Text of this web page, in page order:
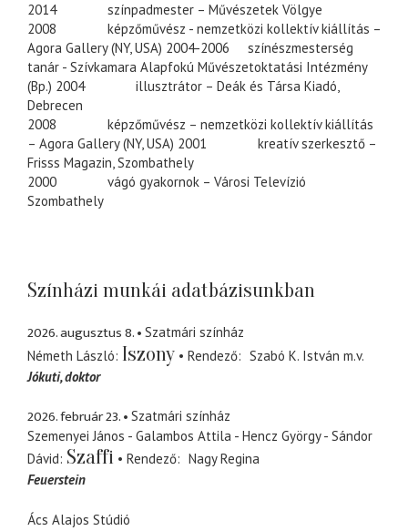
2014
színpadmester – Művészetek Völgye
2008
képzőművész - nemzetközi kollektív kiállítás –
Agora Gallery (NY, USA) 2004-2006
színészmesterség
tanár - Szívkamara Alapfokú Művészetoktatási Intézmény
(Bp.) 2004
illusztrátor – Deák és Társa Kiadó,
Debrecen
2008
képzőművész – nemzetközi kollektív kiállítás
– Agora Gallery (NY, USA) 2001
kreatív szerkesztő –
Frisss Magazin, Szombathely
2000
vágó gyakornok – Városi Televízió
Szombathely
Színházi munkái adatbázisunkban
2026. augusztus 8.
Szatmári színház
Németh László Iszony Rendező Szabó K. István m.v.
Jókuti doktor
2026. február 23.
Szatmári színház
Szemenyei János - Galambos Attila - Hencz György - Sándor
Dávid Szaffi Rendező
Nagy Regina
Feuerstein
Ács Alajos Stúdió